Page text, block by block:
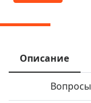
Описание
Вопросы